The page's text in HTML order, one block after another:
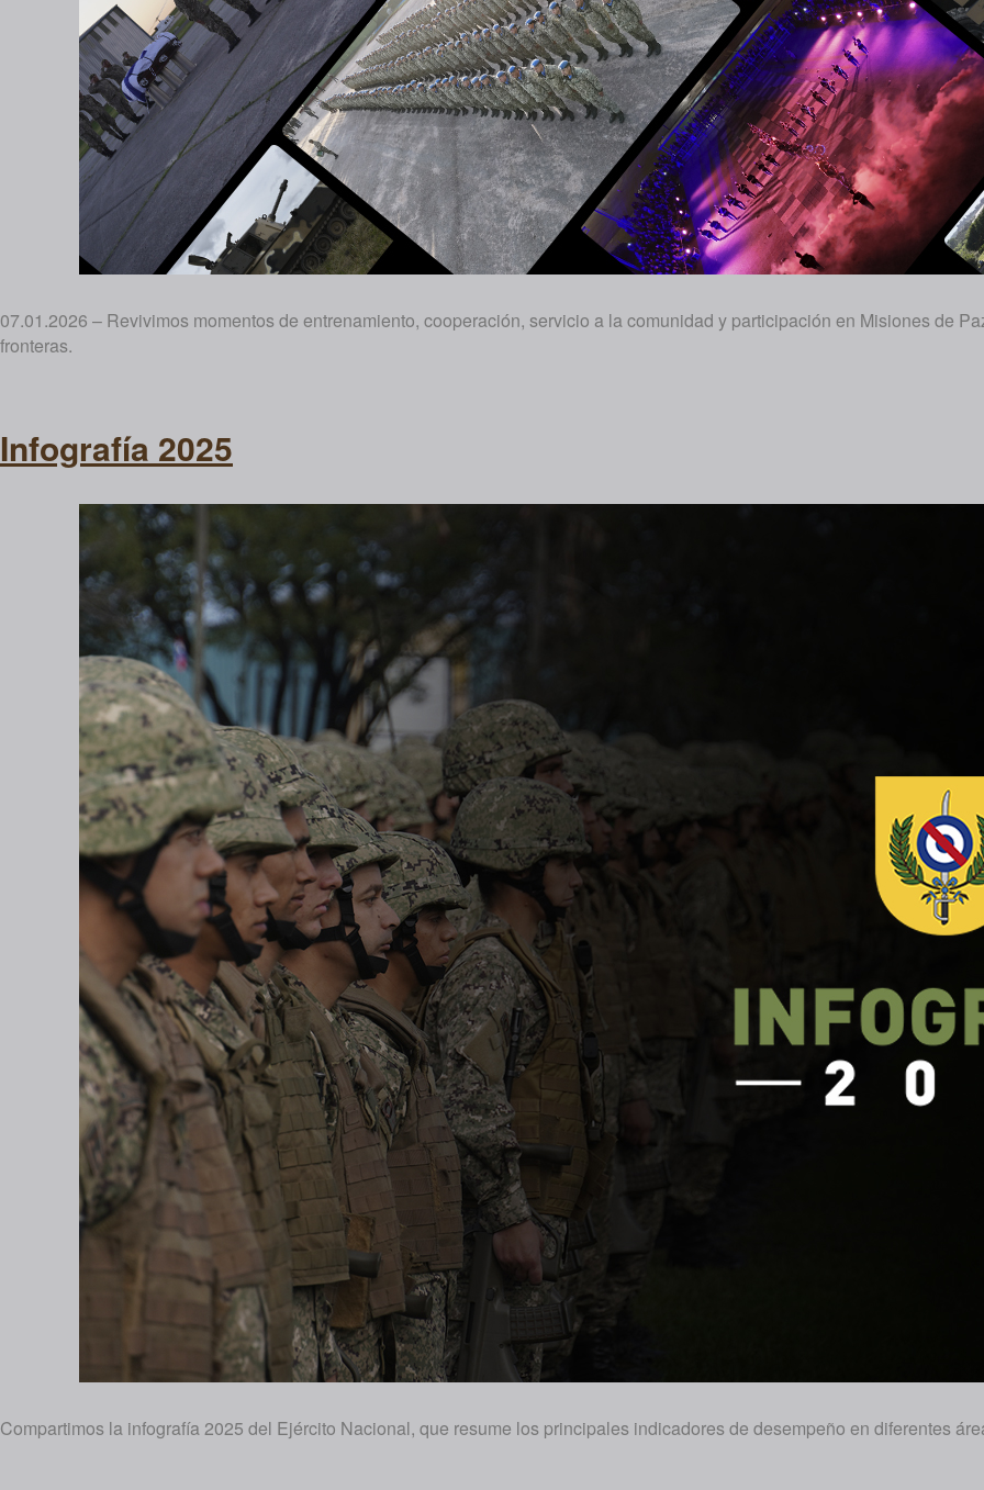
07.01.2026 – Revivimos momentos de entrenamiento, cooperación, servicio a la comunidad y participación en Misiones de
fronteras.
Infografía 2025
Compartimos la infografía 2025 del Ejército Nacional, que resume los principales indicadores de desempeño en diferentes